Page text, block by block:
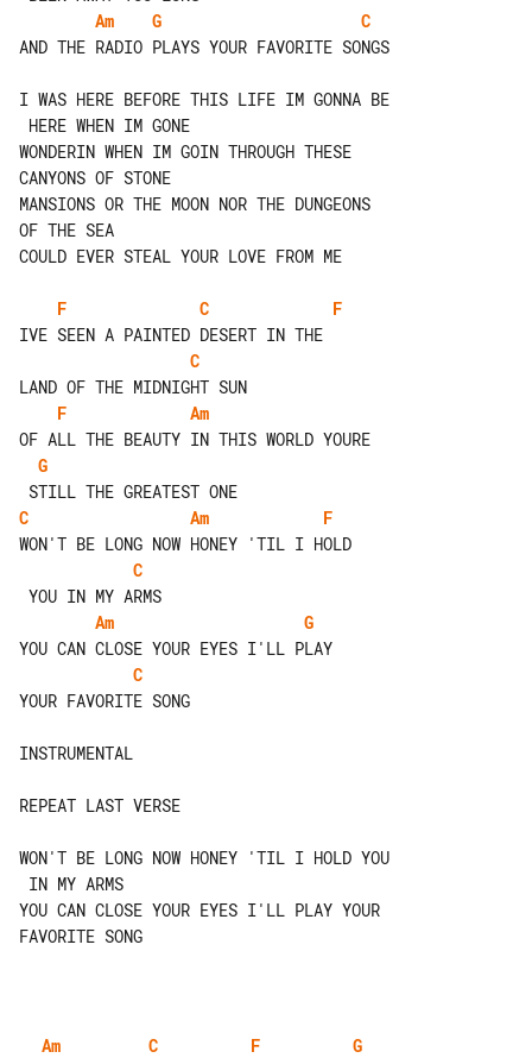
Am
G
C
AND THE RADIO PLAYS YOUR FAVORITE SONGS
I WAS HERE BEFORE THIS LIFE IM GONNA BE
WONDERIN WHEN IM GOIN THROUGH THESE
CANYONS OF STONE
MANSIONS OR THE MOON NOR THE DUNGEONS
OF THE SEA
COULD EVER STEAL YOUR LOVE FROM ME
F C
F
C
F
Am
G
C
Am
F
C
Am
G
C
YOUR FAVORITE SONG
INSTRUMENTAL
REPEAT LAST VERSE
WON'T BE LONG NOW HONEY 'TIL I HOLD YOU
YOU CAN CLOSE YOUR EYES I'LL PLAY YOUR
FAVORITE SONG
Am C F G